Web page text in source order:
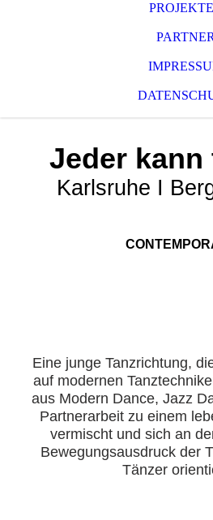
PROJEKTE
PARTNER
Jeder kann
Karlsruhe I
Eine junge Tanzrichtung,
auf modernen
aus Modern Dance, Jazz
Partnerarbeit zu einem
vermischt und sich an
Bewegungsausdruck der
Tänzer